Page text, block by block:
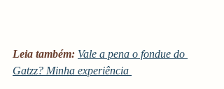
Leia também: Vale a pena o fondue do
Gatzz? Minha experiência